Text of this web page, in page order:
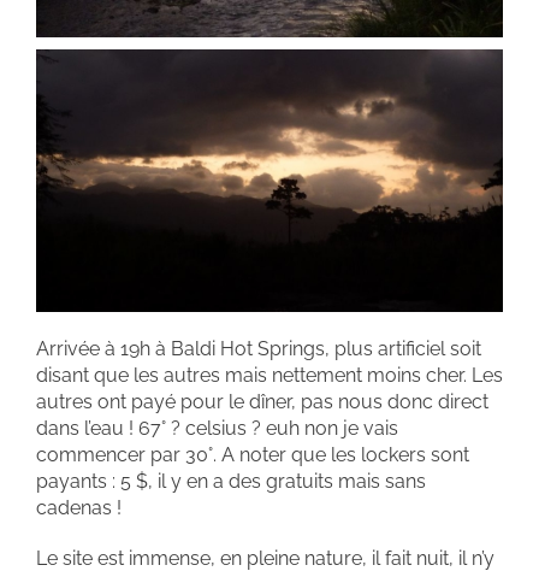
Arrivée à 19h à Baldi Hot Springs, plus artificiel soit
disant que les autres mais nettement moins cher. Les
autres ont payé pour le dîner, pas nous donc direct
dans l’eau ! 67° ? celsius ? euh non je vais
commencer par 30°. A noter que les lockers sont
payants : 5 $, il y en a des gratuits mais sans
cadenas !
Le site est immense, en pleine nature, il fait nuit, il n’y